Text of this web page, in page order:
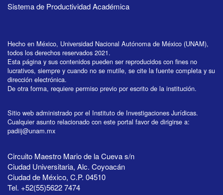
Sistema de Productividad Académica
Hecho en México, Universidad Nacional Autónoma de México (UNAM),
todos los derechos reservados 2021.
Esta página y sus contenidos pueden ser reproducidos con fines no
lucrativos, siempre y cuando no se mutile, se cite la fuente completa y su
dirección electrónica.
De otra forma, requiere permiso previo por escrito de la institución.
Sitio web administrado por el Instituto de Investigaciones Jurídicas.
Cualquier asunto relacionado con este portal favor de dirigirse a:
padiij@unam.mx
Circuito Maestro Mario de la Cueva s/n
Ciudad Universitaria, Alc. Coyoacán
Ciudad de México, C.P. 04510
Tel. +52(55)5622 7474